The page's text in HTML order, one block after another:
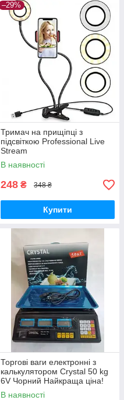
–29%
Тримач на прищіпці з
підсвіткою Professional Live
Stream
В наявності
248 ₴ 348 ₴
Купити
Торгові ваги електронні з
калькулятором Crystal 50 kg
6V Чорний Найкраща ціна!
В наявності